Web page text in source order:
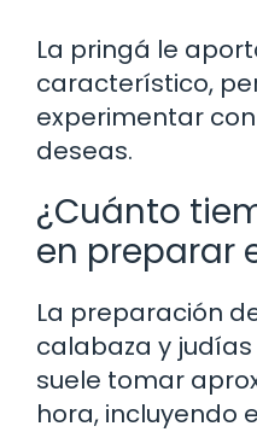
La pringá le
característico,
experimentar
deseas.
¿Cuánto
en preparar
La preparación
calabaza y
suele tomar
hora, incluyendo